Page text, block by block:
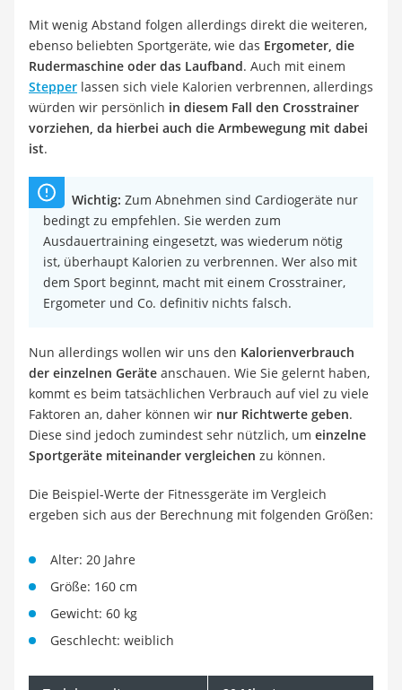
Mit wenig Abstand folgen allerdings direkt die weiteren,
ebenso beliebten Sportgeräte, wie das Ergometer, die
Rudermaschine oder das Laufband. Auch mit einem
Stepper lassen sich viele Kalorien verbrennen, allerdings
würden wir persönlich in diesem Fall den Crosstrainer
vorziehen, da hierbei auch die Armbewegung mit dabei
ist.
Wichtig: Zum Abnehmen sind Cardiogeräte nur
bedingt zu empfehlen. Sie werden zum
Ausdauertraining eingesetzt, was wiederum nötig
ist, überhaupt Kalorien zu verbrennen. Wer also mit
dem Sport beginnt, macht mit einem Crosstrainer,
Ergometer und Co. definitiv nichts falsch.
Nun allerdings wollen wir uns den Kalorienverbrauch
der einzelnen Geräte anschauen. Wie Sie gelernt haben,
kommt es beim tatsächlichen Verbrauch auf viel zu viele
Faktoren an, daher können wir nur Richtwerte geben.
Diese sind jedoch zumindest sehr nützlich, um einzelne
Sportgeräte miteinander vergleichen zu können.
Die Beispiel-Werte der Fitnessgeräte im Vergleich
ergeben sich aus der Berechnung mit folgenden Größen:
Alter: 20 Jahre
Größe: 160 cm
Gewicht: 60 kg
Geschlecht: weiblich